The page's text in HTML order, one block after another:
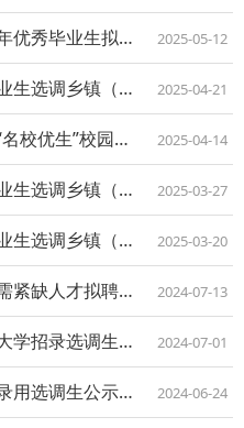
云南省面向选定高校招录2025年优秀毕业生拟录用人员公示 2025-05-12
江苏省2025年应届优秀大学毕业生选调乡镇（街道）职位拟录用人选公示 2025-04-21
2024年下半年本溪市事业单位“名校优生”校园招聘考试成绩和签约人选公告 2025-04-14
江苏省2025年应届优秀大学毕业生选调乡镇（街道）部分考察人员信息补充公示 2025-03-27
江苏省2025年应届优秀大学毕业生选调乡镇（街道）职位入围考察分数线人员名单的公... 2025-03-20
竹山县2024年引进高层次和急需紧缺人才拟聘用人员公示 2024-07-13
广西2024年定向西北农林科技大学招录选调生拟录用人选公示 2024-07-01
【选调生】2024年度陕西省拟录用选调生公示公告 2024-06-24